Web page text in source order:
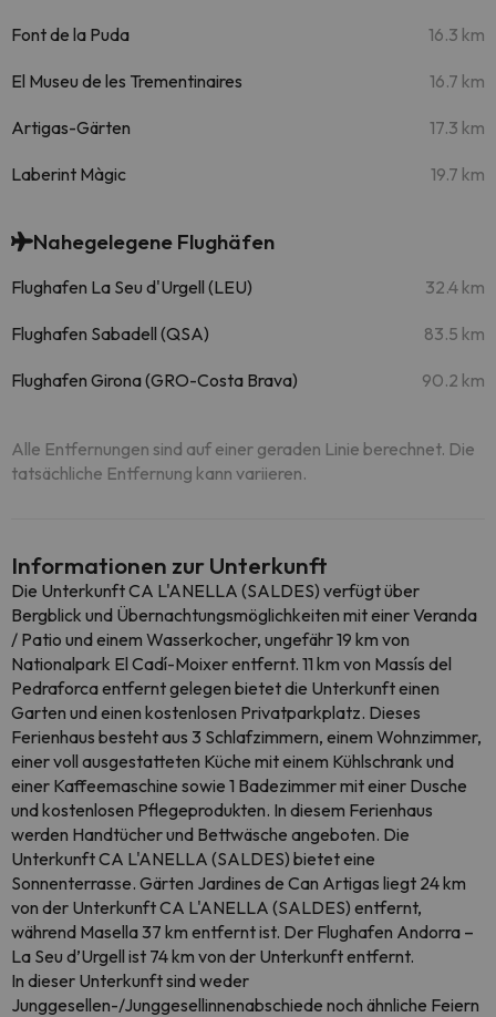
Font de la Puda 16.3 km
El Museu de les Trementinaires 16.7 km
Artigas-Gärten 17.3 km
Laberint Màgic 19.7 km
Nahegelegene Flughäfen
Flughafen La Seu d'Urgell (LEU) 32.4 km
Flughafen Sabadell (QSA) 83.5 km
Flughafen Girona (GRO-Costa Brava) 90.2 km
Alle Entfernungen sind auf einer geraden Linie berechnet. Die
tatsächliche Entfernung kann variieren.
Informationen zur Unterkunft
Die Unterkunft CA L'ANELLA (SALDES) verfügt über
Bergblick und Übernachtungsmöglichkeiten mit einer Veranda
/ Patio und einem Wasserkocher, ungefähr 19 km von
Nationalpark El Cadí-Moixer entfernt. 11 km von Massís del
Pedraforca entfernt gelegen bietet die Unterkunft einen
Garten und einen kostenlosen Privatparkplatz. Dieses
Ferienhaus besteht aus 3 Schlafzimmern, einem Wohnzimmer,
einer voll ausgestatteten Küche mit einem Kühlschrank und
einer Kaffeemaschine sowie 1 Badezimmer mit einer Dusche
und kostenlosen Pflegeprodukten. In diesem Ferienhaus
werden Handtücher und Bettwäsche angeboten. Die
Unterkunft CA L'ANELLA (SALDES) bietet eine
Sonnenterrasse. Gärten Jardines de Can Artigas liegt 24 km
von der Unterkunft CA L'ANELLA (SALDES) entfernt,
während Masella 37 km entfernt ist. Der Flughafen Andorra –
La Seu d’Urgell ist 74 km von der Unterkunft entfernt.
In dieser Unterkunft sind weder
Junggesellen-/Junggesellinnenabschiede noch ähnliche Feiern